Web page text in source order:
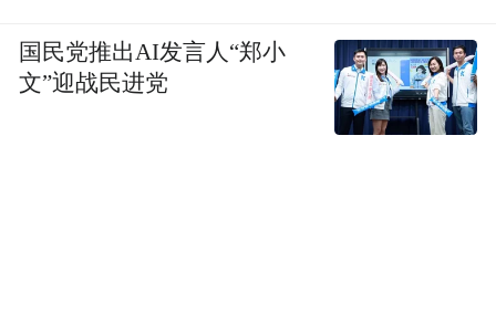
国民党推出AI发言人“郑小
文”迎战民进党